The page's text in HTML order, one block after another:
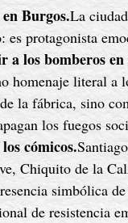
Burgos.La
es protagonista
a los bomberos
homenaje literal a
la fábrica, sino
los fuegos
cómicos.
Chiquito de la
simbólica
de resistencia